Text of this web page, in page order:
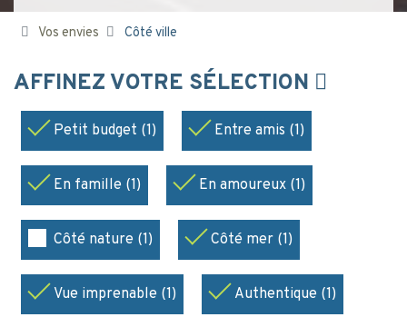
Vos envies Côté ville
AFFINEZ VOTRE SÉLECTION
Petit budget (1) Entre amis (1)
En famille (1) En amoureux (1)
Côté nature (1) Côté mer (1)
Vue imprenable (1) Authentique (1)